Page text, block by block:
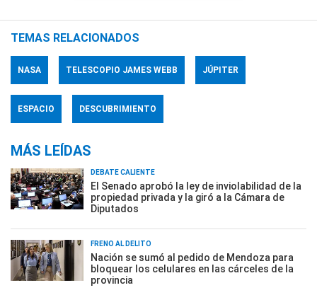
TEMAS RELACIONADOS
NASA TELESCOPIO JAMES WEBB JÚPITER
ESPACIO DESCUBRIMIENTO
MÁS LEÍDAS
DEBATE CALIENTE
El Senado aprobó la ley de inviolabilidad de la
propiedad privada y la giró a la Cámara de
Diputados
FRENO AL DELITO
Nación se sumó al pedido de Mendoza para
bloquear los celulares en las cárceles de la
provincia